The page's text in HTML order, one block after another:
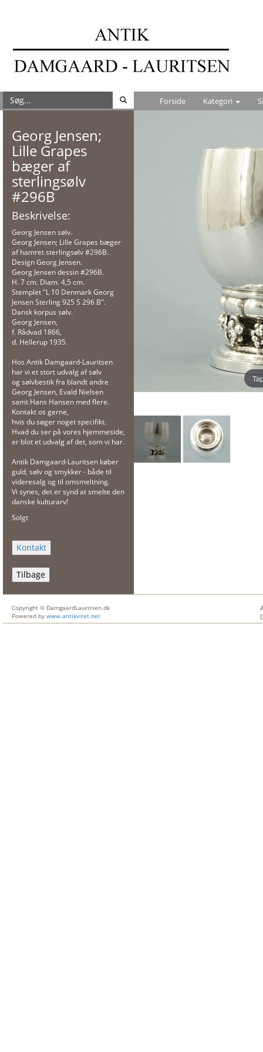
Forside Kategori
Georg Jensen;
Lille Grapes
bæger af
sterlingsølv
#296B
Beskrivelse:
Georg Jensen sølv.
Georg Jensen; Lille Grapes bæger
af hamret sterlingsølv #296B.
Design Georg Jensen.
Georg Jensen dessin #296B.
H. 7 cm. Diam. 4,5 cm.
Stemplet "L 10 Denmark Georg
Jensen Sterling 925 S 296 B".
Dansk korpus sølv.
Georg Jensen,
f. Rådvad 1866,
d. Hellerup 1935.
Hos Antik Damgaard-Lauritsen
har vi et stort udvalg af sølv
og sølvbestik fra blandt andre
Georg Jensen, Evald Nielsen
samt Hans Hansen med flere.
Kontakt os gerne,
hvis du søger noget specifikt.
Hvad du ser på vores hjemmeside,
er blot et udvalg af det, som vi har.
Antik Damgaard-Lauritsen køber
guld, sølv og smykker - både til
videresalg og til omsmeltning.
Vi synes, det er synd at smelte den
danske kulturarv!
Solgt
Tilbage
Copyright © DamgaardLauritsen.dk
Powered by www.antikvitet.net